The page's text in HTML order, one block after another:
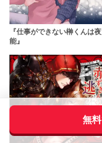
無
『仕事ができない榊くんは
能』